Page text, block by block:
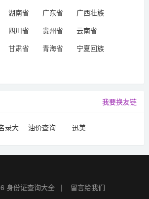
湖南省 广东省
广西壮族
自治区
四川省 贵州省
云南省
甘肃省 青海省
宁夏回族
我要换友链
录大
油价查询 迅美
身份证查询大全 | 留言给我们